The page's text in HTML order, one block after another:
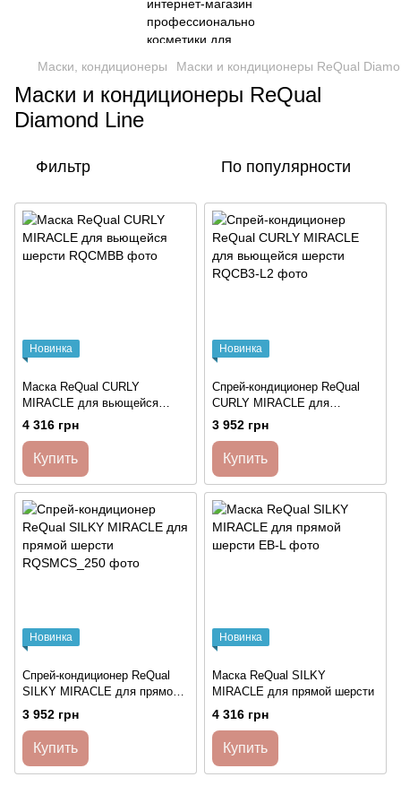
Маски, кондиционеры Маски и кондиционеры ReQual
Маски и кондиционеры ReQual
Diamond Line
Фильтр По популярности
Новинка
Маска ReQual CURLY
MIRACLE для вьющейся
шерсти
4 316 грн
Купить
Новинка
Спрей-кондиционер ReQual
CURLY MIRACLE для
вьющейся шерсти
3 952 грн
Купить
Новинка
Спрей-кондиционер ReQual
SILKY MIRACLE для прямой
шерсти
3 952 грн
Купить
Новинка
Маска ReQual SILKY
MIRACLE для прямой шерсти
4 316 грн
Купить